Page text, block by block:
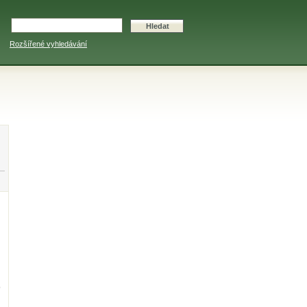
Rozšířené vyhledávání